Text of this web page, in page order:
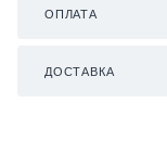
ОПЛАТА
ДОСТАВКА